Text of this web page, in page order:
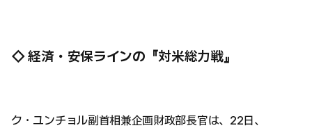
◇ 経済・安保ラインの『対米総力戦』
ク・ユンチョル副首相兼企画財政部長官は、22日、